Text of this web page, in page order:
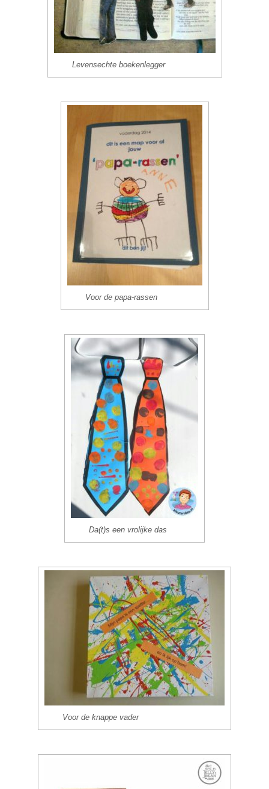
Levensechte boekenlegger
Voor de papa-rassen
Da(t)s een vrolijke das
Voor de knappe vader